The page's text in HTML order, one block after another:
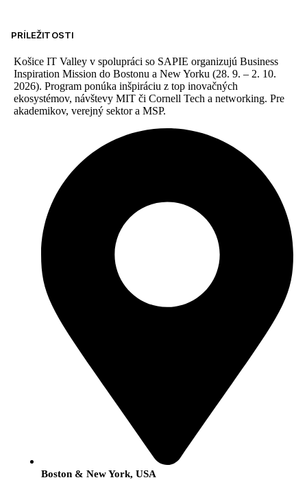
PRÍLEŽITOSTI
Košice IT Valley v spolupráci so SAPIE organizujú Business
Inspiration Mission do Bostonu a New Yorku (28. 9. – 2. 10.
2026). Program ponúka inšpiráciu z top inovačných
ekosystémov, návštevy MIT či Cornell Tech a networking. Pre
akademikov, verejný sektor a MSP.
Boston & New York, USA